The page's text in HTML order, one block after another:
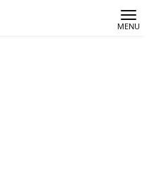
MENU